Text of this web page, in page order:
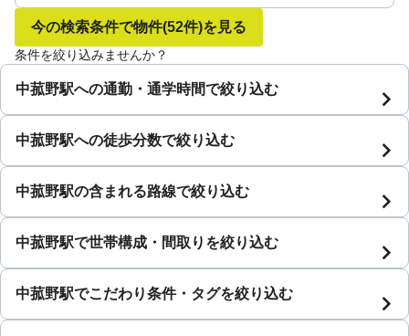
今の検索条件で物件(52件)を見る
条件を絞り込みませんか？
中菰野駅への通勤・通学時間で絞り込む
中菰野駅への徒歩分数で絞り込む
中菰野駅の含まれる路線で絞り込む
中菰野駅で世帯構成・間取りを絞り込む
中菰野駅でこだわり条件・タグを絞り込む